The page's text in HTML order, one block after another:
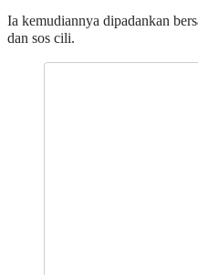
Ia kemudiannya dipadankan
dan sos cili.